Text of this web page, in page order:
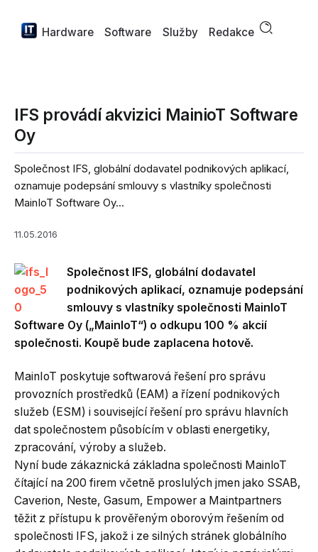
Hardware Software Služby Redakce
IFS provádí akvizici MainioT Software
Oy
Společnost IFS, globální dodavatel podnikových aplikací,
oznamuje podepsání smlouvy s vlastníky společnosti
MainIoT Software Oy...
11.05.2016
Společnost IFS, globální dodavatel
podnikových aplikací, oznamuje podepsání
smlouvy s vlastníky společnosti MainIoT
Software Oy („MainIoT“) o odkupu 100 % akcií
společnosti. Koupě bude zaplacena hotově.
MainIoT poskytuje softwarová řešení pro správu
provozních prostředků (EAM) a řízení podnikových
služeb (ESM) i související řešení pro správu hlavních
dat společnostem působícím v oblasti energetiky,
zpracování, výroby a služeb.
Nyní bude zákaznická základna společnosti MainloT
čítající na 200 firem včetně proslulých jmen jako SSAB,
Caverion, Neste, Gasum, Empower a Maintpartners
těžit z přístupu k prověřeným oborovým řešením od
společnosti IFS, jakož i ze silných stránek globálního